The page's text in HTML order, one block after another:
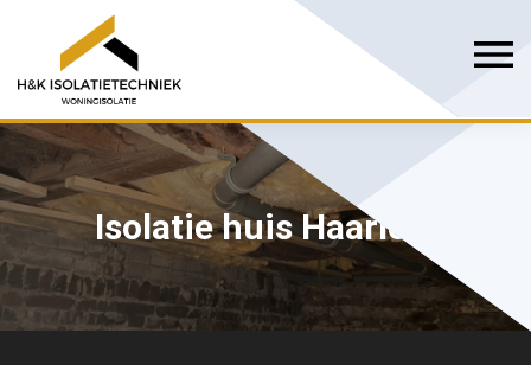
Isolatie huis Haarlem